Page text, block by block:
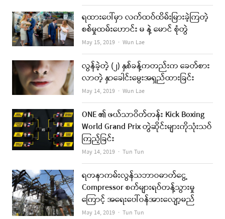
ရထားပေါ်မှာ လက်ထပ်ထိမ်းမြားခဲ့ကြတဲ့
စစ်မှုထမ်းဟောင်း မ နဲ့ မောင် စုံတွဲ
May 15, 2019 Author
Wun Lae
လွန်ခဲ့တဲ့ (၂) နှစ်ခန့်ကတည်းက ခေတ်စား
လာတဲ့ နှာခေါင်းမွေးအရှည်ထားခြင်း
May 14, 2019 Author
Wun Lae
ONE ၏ ဖယ်သာဝိတ်တန်း Kick Boxing
World Grand Prix တွဲဆိုင်းများကိုသုံးသပ်
ကြည့်ခြင်း
May 14, 2019 Author
Tun Tun
ရတနာကမ်းလွန်သဘာဝဓာတ်ငွေ့
Compressor စက်များရပ်တန့်သွားမှု
ကြောင့် အရေးပေါ်ဝန်အားလျော့မည်
May 14, 2019 Author
Tun Tun